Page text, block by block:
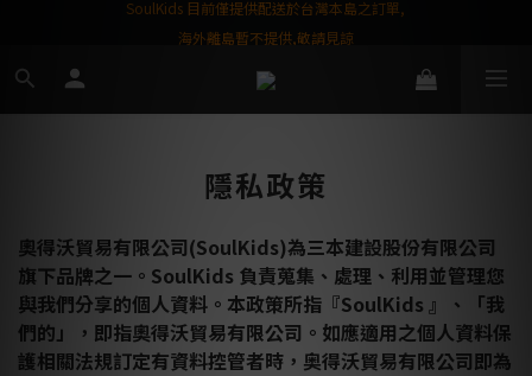
隱私政策
奧得沃貿易有限公司(SoulKids)為三本建設股份有限公司
旗下品牌之一。 SoulKids 負責蒐集、處理、利用並管理您
與我們分享的個人資料。本政策所指『SoulKids 』、
「我
們的」，即指奧得沃貿易有限公司。如應適用之個人資料保
護相關法規訂定有資料控管者時， 奥得沃貿易有限公司即為
屬購物金❤️
SoulKids 目前僅提供配送於台灣本島之訂單,
海外離島暫不提供,敬請見諒